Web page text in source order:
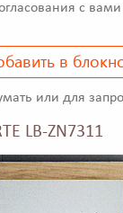
с
в
или для
LB-ZN7311